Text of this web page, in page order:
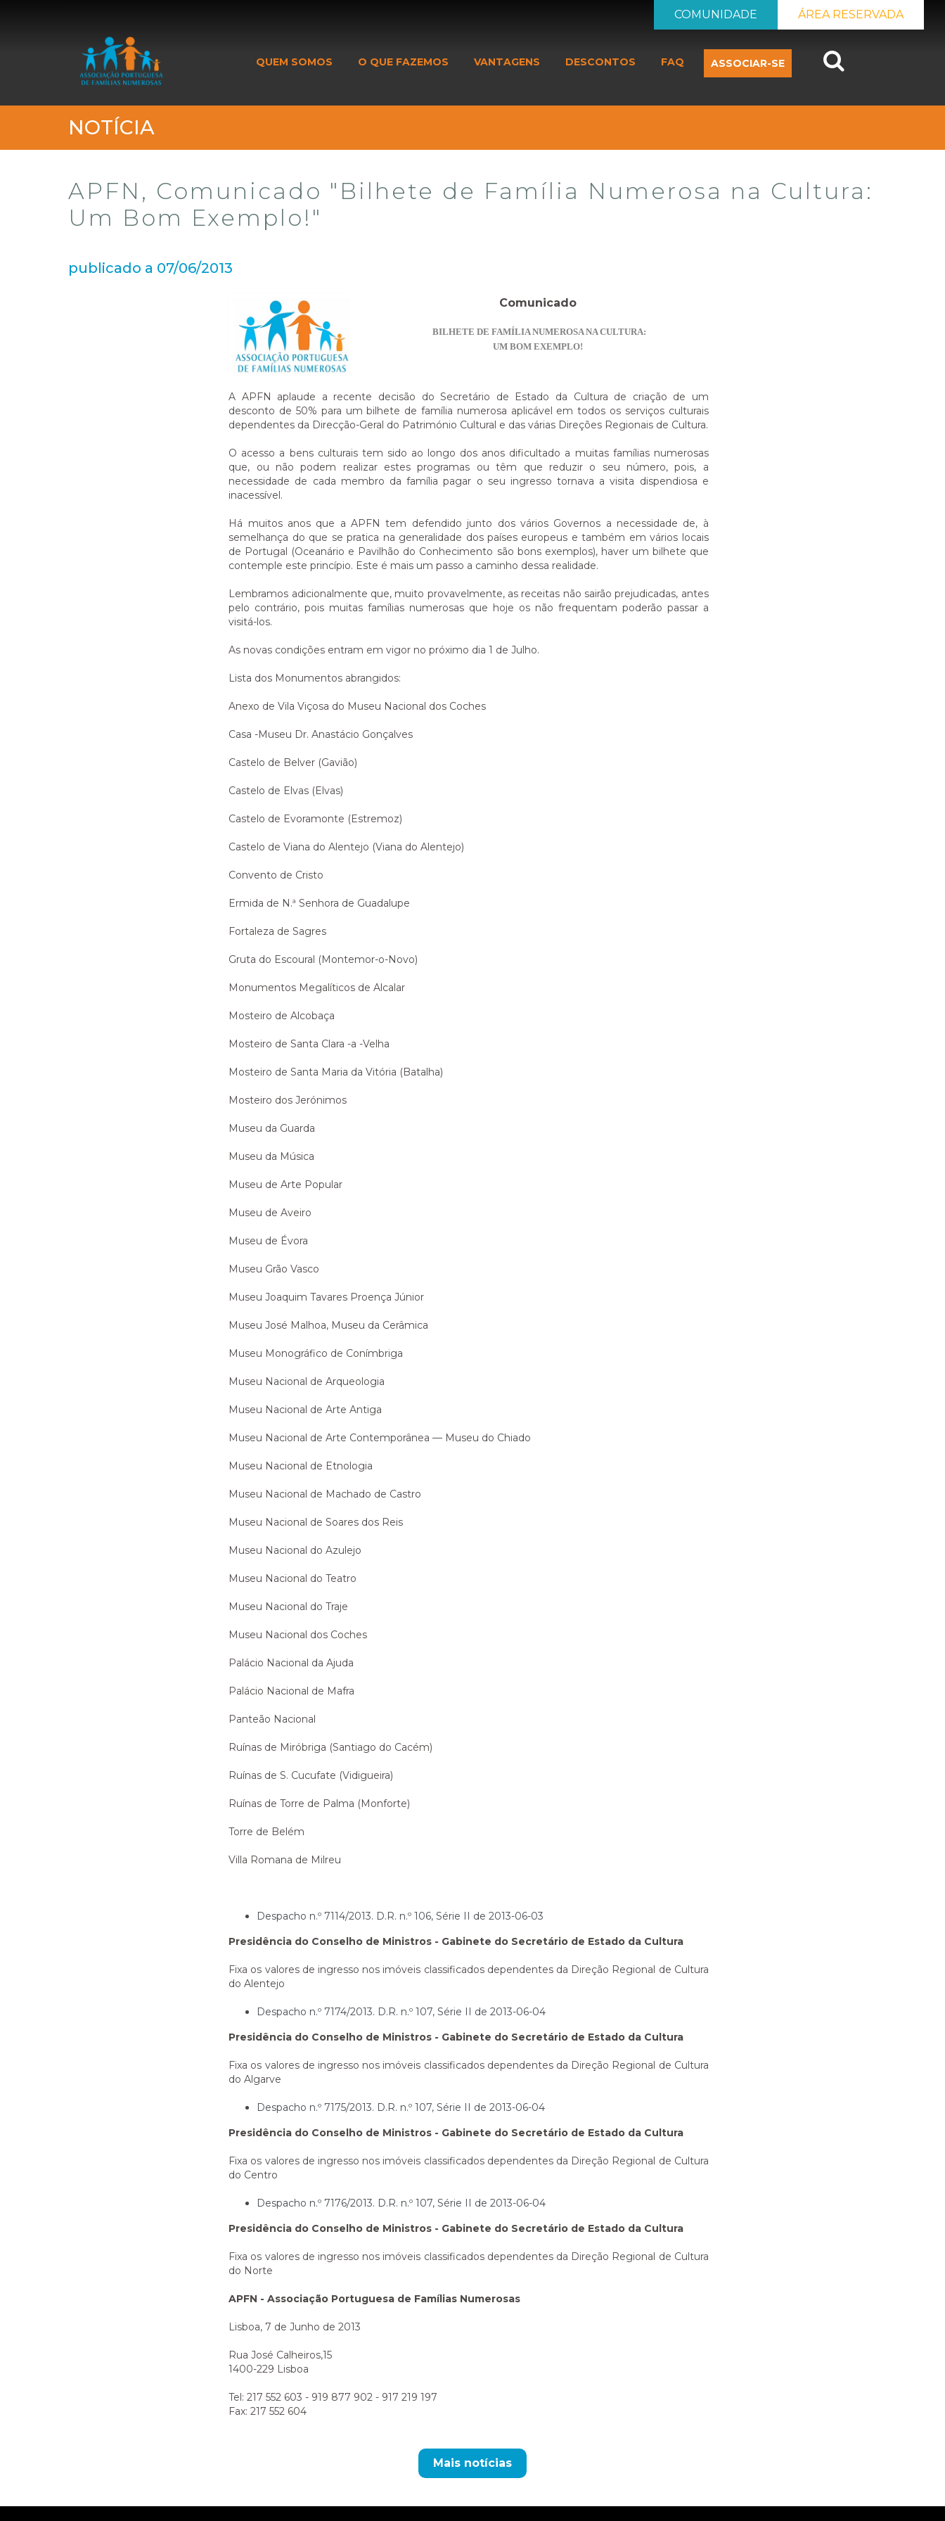
ÁREA RESERVADA
COMUNIDADE
QUEM SOMOS O QUE FAZEMOS VANTAGENS DESCONTOS FAQ ASSOCIAR-SE
NOTÍCIA
APFN, Comunicado "Bilhete de Família Numerosa na Cultura:
Um Bom Exemplo!"
publicado a 07/06/2013
Comunicado
BILHETE DE FAMÍLIA NUMEROSA NA CULTURA:
UM BOM EXEMPLO!
A APFN aplaude a recente decisão do Secretário de Estado da Cultura de criação de um
desconto de 50% para um bilhete de família numerosa aplicável em todos os serviços culturais
dependentes da Direcção-Geral do Património Cultural e das várias Direções Regionais de Cultura.
O acesso a bens culturais tem sido ao longo dos anos dificultado a muitas famílias numerosas
que, ou não podem realizar estes programas ou têm que reduzir o seu número, pois, a
necessidade de cada membro da família pagar o seu ingresso tornava a visita dispendiosa e
inacessível.
Há muitos anos que a APFN tem defendido junto dos vários Governos a necessidade de, à
semelhança do que se pratica na generalidade dos países europeus e também em vários locais
de Portugal (Oceanário e Pavilhão do Conhecimento são bons exemplos), haver um bilhete que
contemple este princípio. Este é mais um passo a caminho dessa realidade.
Lembramos adicionalmente que, muito provavelmente, as receitas não sairão prejudicadas, antes
pelo contrário, pois muitas famílias numerosas que hoje os não frequentam poderão passar a
visitá-los.
As novas condições entram em vigor no próximo dia 1 de Julho.
Lista dos Monumentos abrangidos:
Anexo de Vila Viçosa do Museu Nacional dos Coches
Casa -Museu Dr. Anastácio Gonçalves
Castelo de Belver (Gavião)
Castelo de Elvas (Elvas)
Castelo de Evoramonte (Estremoz)
Castelo de Viana do Alentejo (Viana do Alentejo)
Convento de Cristo
Ermida de N.ª Senhora de Guadalupe
Fortaleza de Sagres
Gruta do Escoural (Montemor-o-Novo)
Monumentos Megalíticos de Alcalar
Mosteiro de Alcobaça
Mosteiro de Santa Clara -a -Velha
Mosteiro de Santa Maria da Vitória (Batalha)
Mosteiro dos Jerónimos
Museu da Guarda
Museu da Música
Museu de Arte Popular
Museu de Aveiro
Museu de Évora
Museu Grão Vasco
Museu Joaquim Tavares Proença Júnior
Museu José Malhoa, Museu da Cerâmica
Museu Monográfico de Conímbriga
Museu Nacional de Arqueologia
Museu Nacional de Arte Antiga
Museu Nacional de Arte Contemporânea — Museu do Chiado
Museu Nacional de Etnologia
Museu Nacional de Machado de Castro
Museu Nacional de Soares dos Reis
Museu Nacional do Azulejo
Museu Nacional do Teatro
Museu Nacional do Traje
Museu Nacional dos Coches
Palácio Nacional da Ajuda
Palácio Nacional de Mafra
Panteão Nacional
Ruínas de Miróbriga (Santiago do Cacém)
Ruínas de S. Cucufate (Vidigueira)
Ruínas de Torre de Palma (Monforte)
Torre de Belém
Villa Romana de Milreu
Despacho n.º 7114/2013. D.R. n.º 106, Série II de 2013-06-03
Presidência do Conselho de Ministros - Gabinete do Secretário de Estado da Cultura
Fixa os valores de ingresso nos imóveis classificados dependentes da Direção Regional de Cultura
do Alentejo
Despacho n.º 7174/2013. D.R. n.º 107, Série II de 2013-06-04
Presidência do Conselho de Ministros - Gabinete do Secretário de Estado da Cultura
Fixa os valores de ingresso nos imóveis classificados dependentes da Direção Regional de Cultura
do Algarve
Despacho n.º 7175/2013. D.R. n.º 107, Série II de 2013-06-04
Presidência do Conselho de Ministros - Gabinete do Secretário de Estado da Cultura
Fixa os valores de ingresso nos imóveis classificados dependentes da Direção Regional de Cultura
do Centro
Despacho n.º 7176/2013. D.R. n.º 107, Série II de 2013-06-04
Presidência do Conselho de Ministros - Gabinete do Secretário de Estado da Cultura
Fixa os valores de ingresso nos imóveis classificados dependentes da Direção Regional de Cultura
do Norte
APFN - Associação Portuguesa de Famílias Numerosas
Lisboa, 7 de Junho de 2013
Rua José Calheiros,15
1400-229 Lisboa
Tel: 217 552 603 - 919 877 902 - 917 219 197
Fax: 217 552 604